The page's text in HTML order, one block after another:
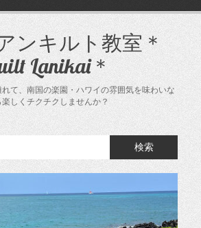
ンキルト教室＊
Lanikai＊
、南国の楽園・ハワイの雰囲気を味わいな
楽しくチクチクしませんか？
検索